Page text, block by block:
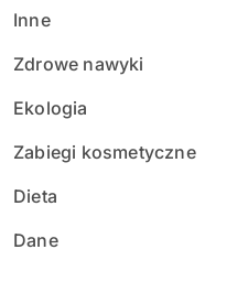
Inne
Zdrowe nawyki
Ekologia
Zabiegi kosmetyczne
Dieta
Dane